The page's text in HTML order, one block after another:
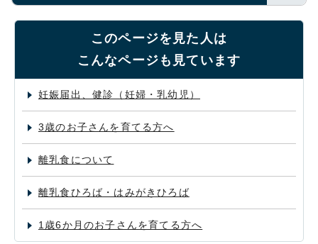
このページを見た人は
こんなページも見ています
妊娠届出、健診（妊婦・乳幼児）
3歳のお子さんを育てる方へ
離乳食について
離乳食ひろば・はみがきひろば
1歳6か月のお子さんを育てる方へ